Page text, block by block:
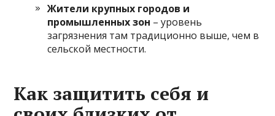
Жители крупных городов и
промышленных зон – уровень
загрязнения там традиционно выше, чем в
сельской местности.
Как защитить себя и